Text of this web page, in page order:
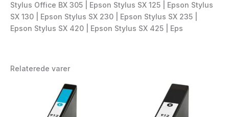
Stylus Office BX 305 | Epson Stylus SX 125 | Epson Stylus
SX 130 | Epson Stylus SX 230 | Epson Stylus SX 235 |
Epson Stylus SX 420 | Epson Stylus SX 425 | Eps
Relaterede varer